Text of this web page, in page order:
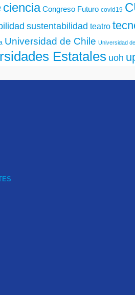
ciencia Congreso Futuro covid19
sustentabilidad teatro
Universidad de Chile Universidad
Estatales uoh